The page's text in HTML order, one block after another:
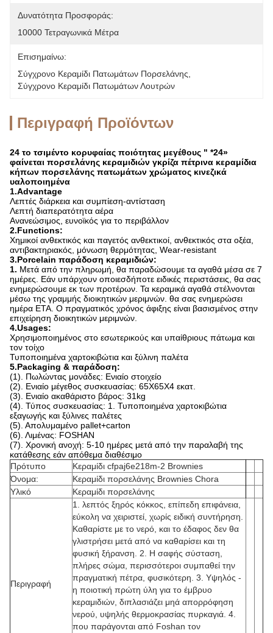
Δυνατότητα Προσφοράς:
10000 Τετραγωνικά Μέτρα
Επισημαίνω:
Σύγχρονο Κεραμίδι Πατωμάτων Πορσελάνης
Σύγχρονο Κεραμίδι Πατωμάτων Λουτρών
Περιγραφή Προϊόντων
24 το τσιμέντο κορυφαίας ποιότητας μεγέθους " *24»
φαίνεται πορσελάνης κεραμιδιών γκρίζα πέτρινα κεραμίδια
κήπων πορσελάνης πατωμάτων χρώματος κινεζικά
υαλοποιημένα
1.Advantage
Λεπτές διάρκεια και συμπίεση-αντίσταση
Λεπτή διαπερατότητα αέρα
Ανανεώσιμος, ευνοϊκός για το περιβάλλον
2.Functions:
Χημικοί ανθεκτικός και παγετός ανθεκτικοί, ανθεκτικός στα οξέα,
αντιβακτηριακός, μόνωση θερμότητας, Wear-resistant
3.Porcelain παράδοση κεραμιδιών:
1. Μετά από την πληρωμή, θα παραδώσουμε τα αγαθά μέσα σε 7
ημέρες. Εάν υπάρχουν οποιεσδήποτε ειδικές περιστάσεις, θα σας
ενημερώσουμε εκ των προτέρων. Τα κεραμικά αγαθά στέλνονται
μέσω της γραμμής διοικητικών μεριμνών. θα σας ενημερώσει
ημέρα ETA. Ο πραγματικός χρόνος άφιξης είναι βασισμένος στην
επιχείρηση διοικητικών μεριμνών.
4.Usages:
Χρησιμοποιημένος στο εσωτερικούς και υπαίθριους πάτωμα και
τον τοίχο
Τυποποιημένα χαρτοκιβώτια και ξύλινη παλέτα
5.Packaging & παράδοση:
(1). Πωλώντας μονάδες: Ενιαίο στοιχείο
(2). Ενιαίο μέγεθος συσκευασίας: 65X65X4 εκατ.
(3). Ενιαίο ακαθάριστο βάρος: 31kg
(4). Τύπος συσκευασίας: 1. Τυποποιημένα χαρτοκιβώτια
εξαγωγής και ξύλινες παλέτες
(5). Απολυμαμένο pallet+carton
(6). Λιμένας: FOSHAN
(7). Χρονική ανοχή: 5-10 ημέρες μετά από την παραλαβή της
κατάθεσης εάν απόθεμα διαθέσιμο
Πρότυπο
Κεραμίδι cfpaj6e218m-2 Brownies
Όνομα:
Κεραμίδι πορσελάνης Brownies Chora
Υλικό
Κεραμίδι πορσελάνης
Περιγραφή
1. λεπτός ξηρός κόκκος, επίπεδη επιφάνεια,
εύκολη να χειριστεί, χωρίς ειδική συντήρηση.
Καθαρίστε με το νερό, και το έδαφος δεν θα
γλιστρήσει μετά από να καθαρίσει και τη
φυσική ξήρανση. 2. Η σαφής σύσταση,
πλήρες σώμα, περισσότεροι συμπαθεί την
πραγματική πέτρα, φυσικότερη. 3. Υψηλός -
η ποιοτική πρώτη ύλη για το έμβρυο
κεραμιδιών, διπλασιάζει μηά απορρόφηση
νερού, υψηλής θερμοκρασίας πυρκαγιά. 4.
που παράγονται από Foshan τον